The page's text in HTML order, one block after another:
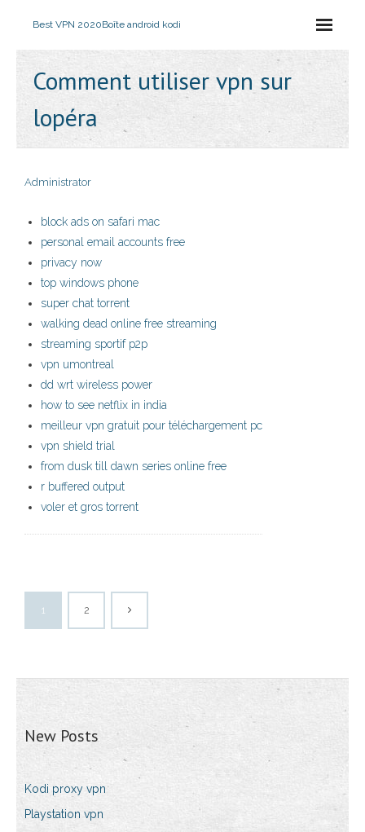
Best VPN 2020Boîte android kodi
Comment utiliser vpn sur
lopéra
Administrator
block ads on safari mac
personal email accounts free
privacy now
top windows phone
super chat torrent
walking dead online free streaming
streaming sportif p2p
vpn umontreal
dd wrt wireless power
how to see netflix in india
meilleur vpn gratuit pour téléchargement pc
vpn shield trial
from dusk till dawn series online free
r buffered output
voler et gros torrent
1 2
New Posts
Kodi proxy vpn
Playstation vpn